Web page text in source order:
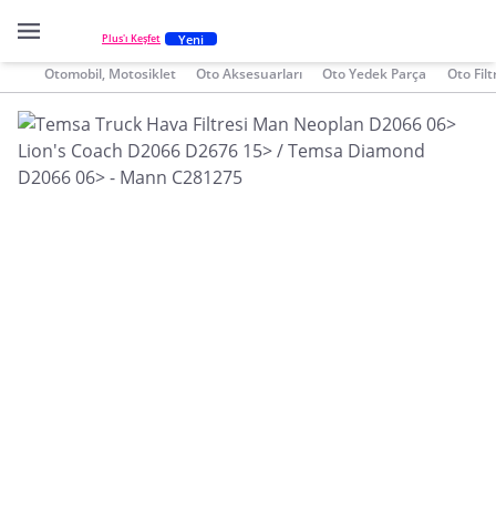
Plus'ı Keşfet Yeni
Otomobil, Motosiklet Oto Aksesuarları Oto Yedek Parça Oto